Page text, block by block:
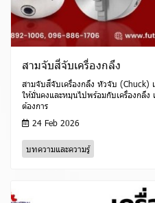
สามจับสี่จับเครื่องกลึง
สามจับสี่จับเครื่องกลึง หัวจับ
ให้มั่นคงและหมุนไปพร้อมกับเครื่องกลึง
ต้องการ
24 Feb 2026
บทความและความรู้